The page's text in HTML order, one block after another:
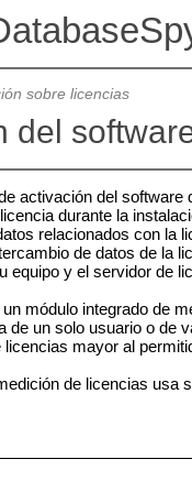
sobre licencias
del
activación del
durante la
relacionados con la
de datos de la
equipo y el servidor de
módulo integrado de
de un solo usuario o de
licencias mayor al
de licencias usa